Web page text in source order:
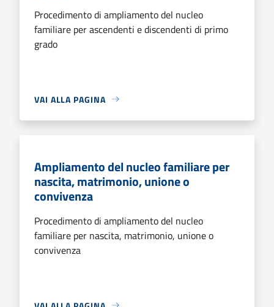
Procedimento di ampliamento del nucleo
familiare per ascendenti e discendenti di primo
grado
VAI ALLA PAGINA
Ampliamento del nucleo familiare per
nascita, matrimonio, unione o
convivenza
Procedimento di ampliamento del nucleo
familiare per nascita, matrimonio, unione o
convivenza